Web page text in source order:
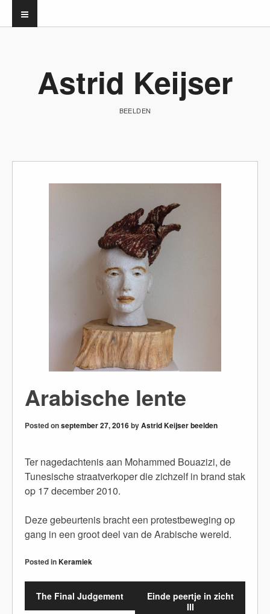
Astrid Keijser
BEELDEN
Arabische lente
Posted onseptember 27, 2016byAstrid Keijser beelden
Ter nagedachtenis aan Mohammed Bouazizi, de
Tunesische straatverkoper die zichzelf in brand stak
op 17 december 2010.
Deze gebeurtenis bracht een protestbeweging op
gang in een groot deel van de Arabische wereld.
Posted inKeramiek
The Final Judgement
Einde peertje in zicht
III